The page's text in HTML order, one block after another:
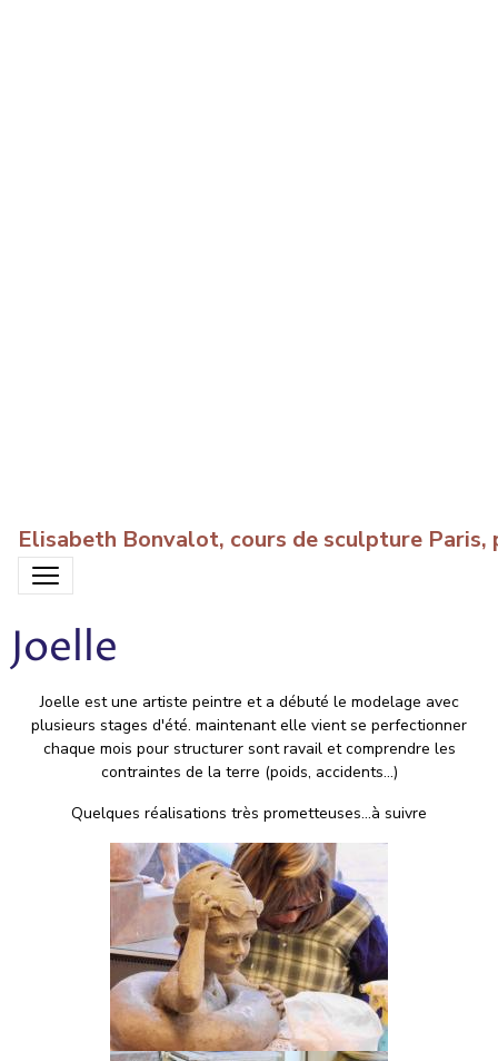
Elisabeth Bonvalot, cours de sculpture
Joelle
Joelle est une artiste peintre et a débuté le modelage avec
plusieurs stages d'été. maintenant elle vient se perfectionner
chaque mois pour structurer sont ravail et comprendre les
contraintes de la terre (poids, accidents...)
Quelques réalisations très prometteuses...à suivre